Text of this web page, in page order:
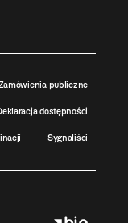
publiczne
dostępności
Sygnaliści